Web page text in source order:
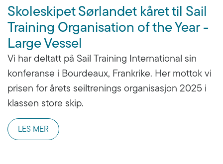
Skoleskipet Sørlandet kåret til Sail
Training Organisation of the Year -
Large Vessel
Vi har deltatt på Sail Training International sin
konferanse i Bourdeaux, Frankrike. Her mottok vi
prisen for årets seiltrenings organisasjon 2025 i
klassen store skip.
LES MER